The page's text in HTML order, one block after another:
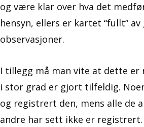
og være klar over hva det
hensyn, ellers er kartet “fullt”
observasjoner.
I tillegg må man vite at dette er
i stor grad er gjort tilfeldig.
og registrert den, mens alle de
andre har sett ikke er registrert.